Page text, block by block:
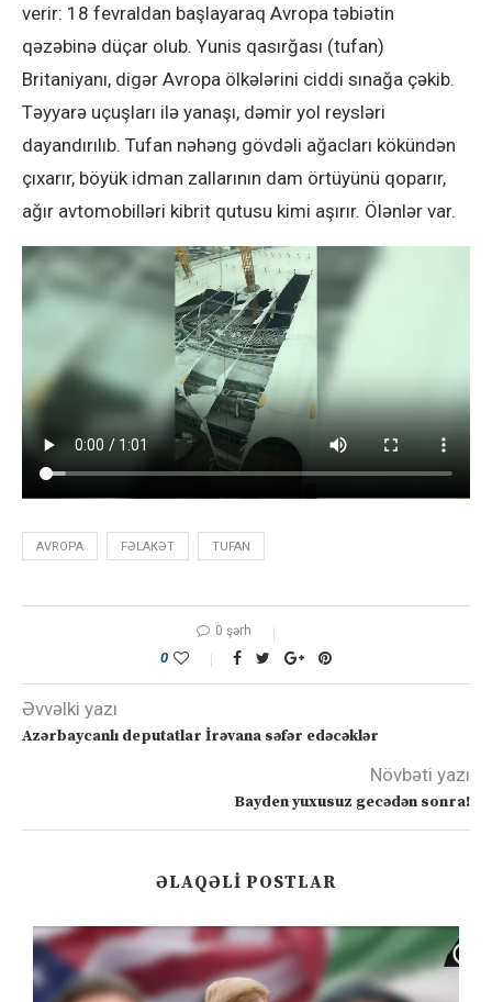
verir: 18 fevraldan başlayaraq Avropa təbiətin
qəzəbinə düçar olub. Yunis qasırğası (tufan)
Britaniyanı, digər Avropa ölkələrini ciddi sınağa çəkib.
Təyyarə uçuşları ilə yanaşı, dəmir yol reysləri
dayandırılıb. Tufan nəhəng gövdəli ağacları kökündən
çıxarır, böyük idman zallarının dam örtüyünü qoparır,
ağır avtomobilləri kibrit qutusu kimi aşırır. Ölənlər var.
AVROPA FƏLAKƏT TUFAN
0 şərh
0
Əvvəlki yazı
Azərbaycanlı deputatlar İrəvana səfər edəcəklər
Növbəti yazı
Bayden yuxusuz gecədən sonra!
ƏLAQƏLI POSTLAR